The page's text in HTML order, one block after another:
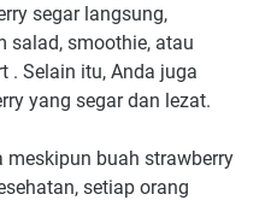
segar langsung,
salad, smoothie, atau
. Selain itu, Anda juga
yang segar dan lezat.
meskipun buah strawberry
setiap orang